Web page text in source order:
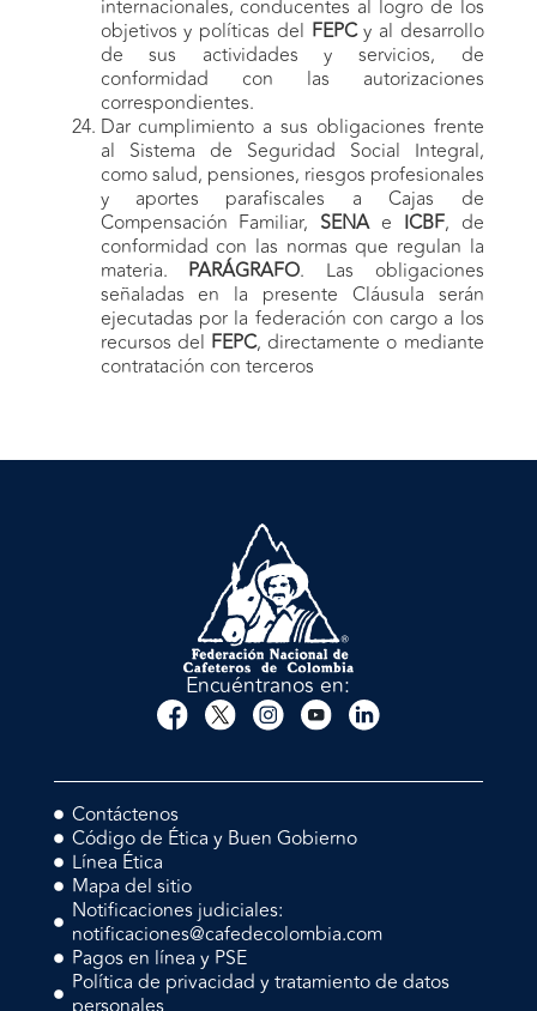
internacionales, conducentes al logro de los
objetivos y políticas del FEPCy al desarrollo
de sus actividades y servicios, de
conformidad con las autorizaciones
correspondientes.
Dar cumplimiento a sus obligaciones frente
al Sistema de Seguridad Social Integral,
como salud, pensiones, riesgos profesionales
y aportes parafiscales a Cajas de
Compensación Familiar, SENAe ICBF, de
conformidad con las normas que regulan la
materia. PARÁGRAFO. Las obligaciones
señaladas en la presente Cláusula serán
ejecutadas por la federación con cargo a los
recursos del FEPC, directamente o mediante
contratación con terceros
Encuéntranos en:
Contáctenos
Código de Ética y Buen Gobierno
Línea Ética
Mapa del sitio
Notificaciones judiciales:
notificaciones@cafedecolombia.com
Pagos en línea y PSE
Política de privacidad y tratamiento de datos